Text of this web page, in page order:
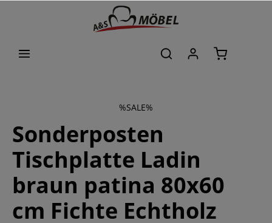
%SALE%
Sonderposten
Tischplatte Ladin
braun patina 80x60
cm Fichte Echtholz